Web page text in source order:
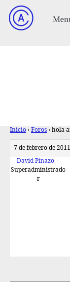
Inicio › Foros › hola
7 de febrero de
David Pinazo
Superadministrado
r